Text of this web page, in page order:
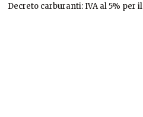
Decreto carburanti: IVA al 5% per